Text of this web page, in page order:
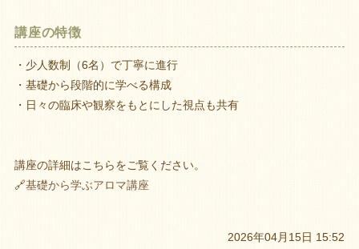
講座の特徴
・少人数制（6名）で丁寧に進行
・基礎から段階的に学べる構成
・日々の臨床や観察をもとにした視点も共有
講座の詳細はこちらをご覧ください。
🔗基礎から学ぶアロマ講座
2026年04月15日 15:52